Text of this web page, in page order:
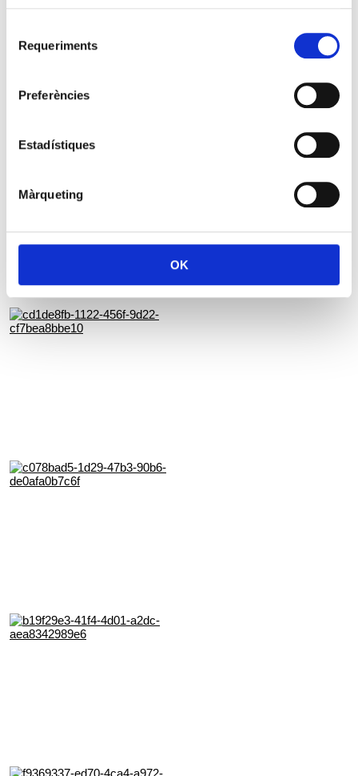
Requeriments
Preferències
Estadístiques
Màrqueting
OK